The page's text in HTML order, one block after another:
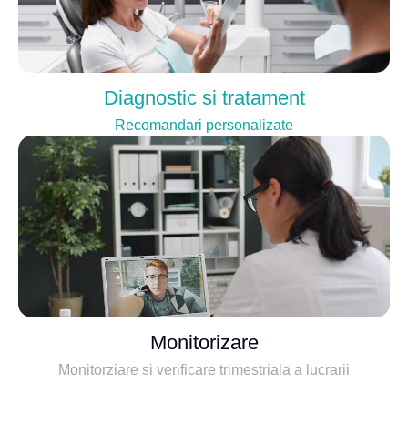
Diagnostic si tratament
Recomandari personalizate
Monitorizare
Monitorziare si verificare trimestriala a lucrarii